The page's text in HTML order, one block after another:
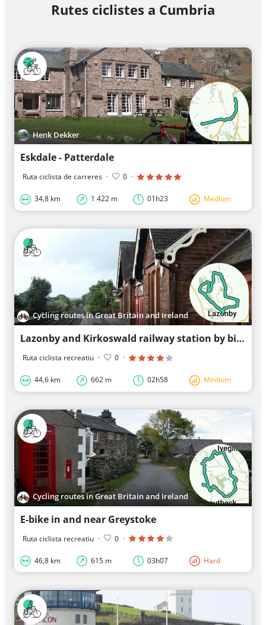
Rutes ciclistes a Cumbria
Henk Dekker
Eskdale - Patterdale
Ruta ciclista de carreres · 0 ·
34,8 km 1 422 m 01h23 Medium
Cycling routes in Great Britain and Ireland
Lazonby and Kirkoswald railway station by bike
Ruta ciclista recreatiu · 0 ·
44,6 km 662 m 02h58 Medium
Cycling routes in Great Britain and Ireland
E-bike in and near Greystoke
Ruta ciclista recreatiu · 0 ·
46,8 km 615 m 03h07 Hard